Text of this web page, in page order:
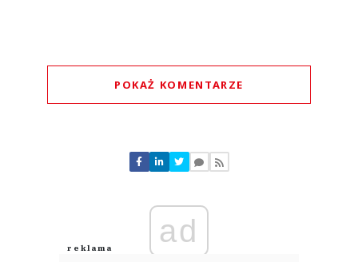
POKAŻ KOMENTARZE
Nie znaleziono komentarzy
Zostaw swoje komentarze
Anuluj
ad